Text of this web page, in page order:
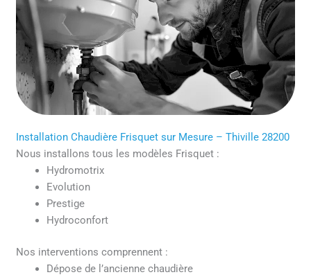
Installation Chaudière Frisquet sur Mesure – Thiville 28200
Nous installons tous les modèles Frisquet :
Hydromotrix
Evolution
Prestige
Hydroconfort
Nos interventions comprennent :
Dépose de l’ancienne chaudière